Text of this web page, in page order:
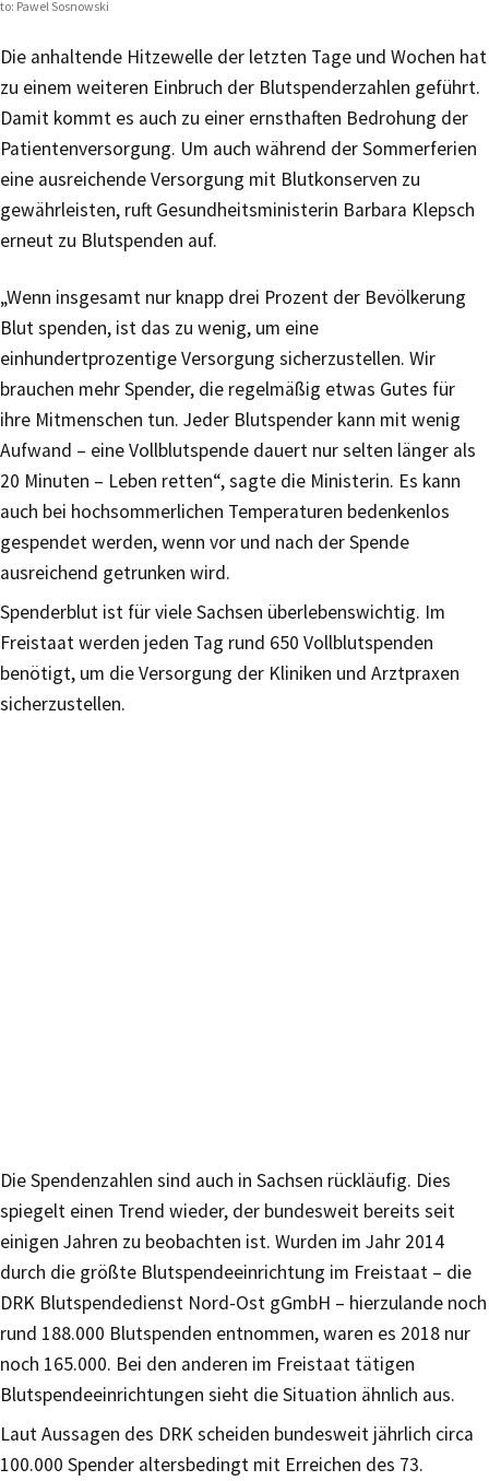
Pawel Sosnowski
Die anhaltende Hitzewelle der letzten Tage und Wochen hat
zu einem weiteren Einbruch der Blutspenderzahlen geführt.
Damit kommt es auch zu einer ernsthaften Bedrohung der
Patientenversorgung. Um auch während der Sommerferien
eine ausreichende Versorgung mit Blutkonserven zu
gewährleisten, ruft Gesundheitsministerin Barbara Klepsch
erneut zu Blutspenden auf.
„Wenn insgesamt nur knapp drei Prozent der Bevölkerung
Blut spenden, ist das zu wenig, um eine
einhundertprozentige Versorgung sicherzustellen. Wir
brauchen mehr Spender, die regelmäßig etwas Gutes für
ihre Mitmenschen tun. Jeder Blutspender kann mit wenig
Aufwand – eine Vollblutspende dauert nur selten länger als
20 Minuten – Leben retten“, sagte die Ministerin. Es kann
auch bei hochsommerlichen Temperaturen bedenkenlos
gespendet werden, wenn vor und nach der Spende
ausreichend getrunken wird.
Spenderblut ist für viele Sachsen überlebenswichtig. Im
Freistaat werden jeden Tag rund 650 Vollblutspenden
benötigt, um die Versorgung der Kliniken und Arztpraxen
sicherzustellen.
Die Spendenzahlen sind auch in Sachsen rückläufig. Dies
spiegelt einen Trend wieder, der bundesweit bereits seit
einigen Jahren zu beobachten ist. Wurden im Jahr 2014
durch die größte Blutspendeeinrichtung im Freistaat – die
DRK Blutspendedienst Nord-Ost gGmbH – hierzulande noch
rund 188.000 Blutspenden entnommen, waren es 2018 nur
noch 165.000. Bei den anderen im Freistaat tätigen
Blutspendeeinrichtungen sieht die Situation ähnlich aus.
Laut Aussagen des DRK scheiden bundesweit jährlich circa
100.000 Spender altersbedingt mit Erreichen des 73.